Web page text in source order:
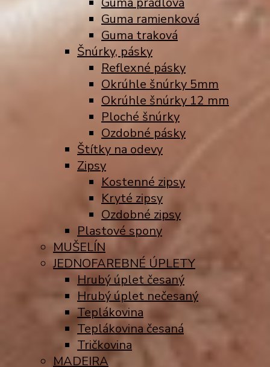
Guma ramienková
Guma traková
Šnúrky, pásky
Reflexné pásky
Okrúhle šnúrky 5mm
Okrúhle šnúrky 12 mm
Ploché šnúrky
Ozdobné pásky
Štítky na odevy
Zipsy
Kostenné zipsy
Kryté zipsy
Ozdobné zipsy
Plastové spony
MUŠELÍN
JEDNOFAREBNÉ ÚPLETY
Hrubý úplet česaný
Hrubý úplet nečesaný
Teplákovina
Teplákovina česaná
Tričkovina
MADEIRA